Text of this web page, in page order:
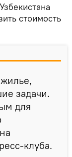
стоимость
задачи.
для
клуба.